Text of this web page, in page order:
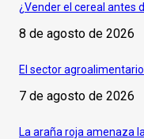
¿Vender el cereal antes
8 de agosto de 2026
El sector
7 de agosto de 2026
La araña roja amenaza